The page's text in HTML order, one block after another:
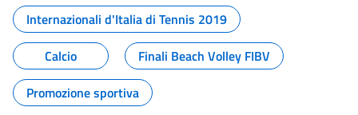
Internazionali d'Italia di Tennis 2019
Calcio
Finali Beach Volley FIBV
Promozione sportiva